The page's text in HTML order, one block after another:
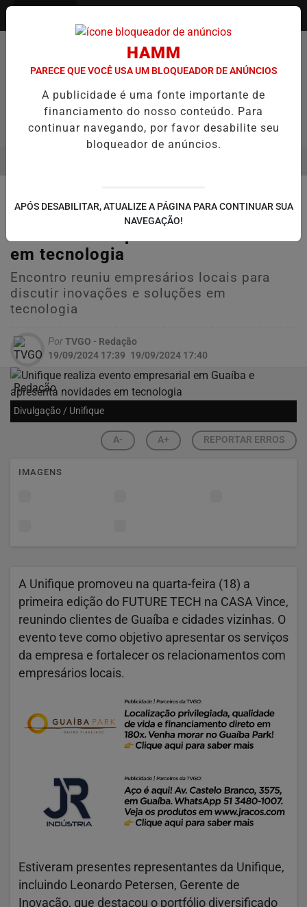
Unifique realiza evento empresarial
em tecnologia
Encontro reuniu empresários locais para
discutir inovações e soluções em
tecnologia
PorTVGO - Redação
19/09/2024 17:39 19/09/2024 17:40
Divulgação / Unifique
A- A+ REPORTAR ERROS
IMAGENS
A Unifique promoveu na quarta-feira (18) a
primeira edição do FUTURE TECH na CASA Vince,
reunindo clientes de Guaíba e cidades vizinhas. O
evento teve como objetivo apresentar os serviços
da empresa e fortalecer os relacionamentos com
empresários locais.
Estiveram presentes representantes da Unifique,
incluindo Leonardo Petersen, Gerente de
Inovação, que destacou o portfólio diversificado
HAMM
PARECE QUE VOCÊ USA UM BLOQUEADOR DE ANÚNCIOS
A publicidade é uma fonte importante de
financiamento do nosso conteúdo. Para
continuar navegando, por favor desabilite seu
bloqueador de anúncios.
APÓS DESABILITAR, ATUALIZE A PÁGINA PARA CONTINUAR SUA
NAVEGAÇÃO!